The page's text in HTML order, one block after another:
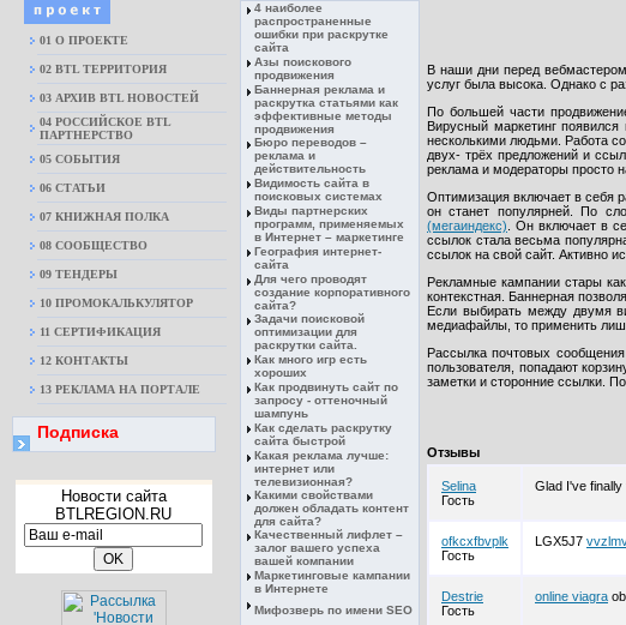
01 О ПРОЕКТЕ
02 BTL ТЕРРИТОРИЯ
03 АРХИВ BTL НОВОСТЕЙ
04 РОССИЙСКОЕ BTL
ПАРТНЕРСТВО
05 СОБЫТИЯ
06 СТАТЬИ
07 КНИЖНАЯ ПОЛКА
08 CООБЩЕСТВО
09 ТЕНДЕРЫ
10 ПРОМОКАЛЬКУЛЯТОР
11 СЕРТИФИКАЦИЯ
12 КОНТАКТЫ
13 РЕКЛАМА НА ПОРТАЛЕ
Подписка
Новости сайта
BTLREGION.RU
4 наиболее
распространенные
ошибки при раскрутке
сайта
Азы поискового
продвижения
Баннерная реклама и
раскрутка статьями как
эффективные методы
продвижения
Бюро переводов –
реклама и
действительность
Видимость сайта в
поисковых системах
Виды партнерских
программ, применяемых
в Интернет – маркетинге
География интернет-
сайта
Для чего проводят
создание корпоративного
сайта?
Задачи поисковой
оптимизации для
раскрутки сайта.
Как много игр есть
хороших
Как продвинуть сайт по
запросу - оттеночный
шампунь
Как сделать раскрутку
сайта быстрой
Какая реклама лучше:
интернет или
телевизионная?
Какими свойствами
должен обладать контент
для сайта?
Качественный лифлет –
залог вашего успеха
вашей компании
Маркетинговые кампании
в Интернете
Мифозверь по имени SEO
В наши дни перед
услуг была высока. Однако с
По большей части
Вирусный маркетинг появился
несколькими людьми. Работа
двух- трёх предложений и
реклама и модераторы просто
Оптимизация включает в себя
он станет популярней. По
(мегаиндекс) . Он включает в
ссылок стала весьма
ссылок на свой сайт. Активно
Рекламные кампании стары
контекстная. Баннерная
Если выбирать между двумя
медиафайлы, то применить
Рассылка почтовых
пользователя, попадают
заметки и сторонние ссылки.
Отзывы
Selina
Гость
Glad I've finally
ofkcxfbvplk
Гость
LGX5J7
Destrie
Гость
online viagra